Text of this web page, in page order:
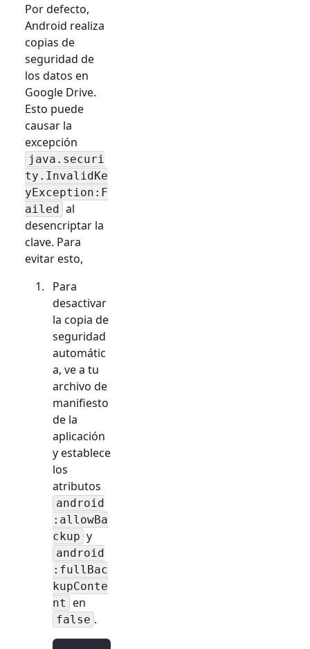
Por defecto,
Android realiza
copias de
seguridad de
los datos en
Google Drive.
Esto puede
causar la
excepción
java.securi
ty.InvalidKe
yException:F
ailed
al
desencriptar la
clave. Para
evitar esto,
Para
desactivar
la copia de
seguridad
automátic
a, ve a tu
archivo de
manifiesto
de la
aplicación
y establece
los
atributos
android
:allowBa
ckup y
android
:fullBac
kupConte
nt en
false .